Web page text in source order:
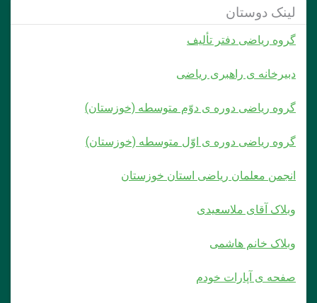
لینک دوستان
گروه ریاضی دفتر تألیف
دبیرخانه ی راهبری ریاضی
گروه ریاضی دوره ی دوّم متوسطه (خوزستان)
گروه ریاضی دوره ی اوّل متوسطه (خوزستان)
انجمن معلمان ریاضی استان خوزستان
وبلاک آقای ملاسعیدی
وبلاک خانم هاشمی
صفحه ی آپارات خودم